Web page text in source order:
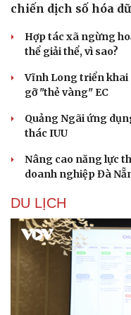
chiến dịch số hóa
Hợp tác xã ngừng
thể giải thể, vì sao?
Vĩnh Long triển khai
gỡ "thẻ vàng" EC
Quảng Ngãi ứng
thác IUU
Nâng cao năng lực
doanh nghiệp Đà
DU LỊCH